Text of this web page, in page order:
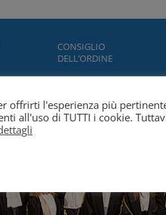
CONSIGLIO
DELL’ORDINE
offrirti l'esperienza più
all'uso di TUTTI i cookie.